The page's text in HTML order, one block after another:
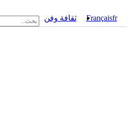
Françaisfr ثقافة وفن